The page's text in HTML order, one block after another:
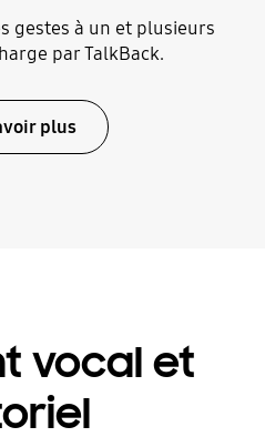
gestes à un et plusieurs
par TalkBack.
plus
vocal et